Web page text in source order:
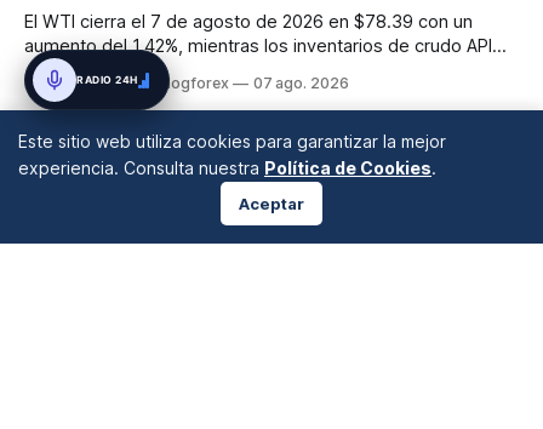
El WTI cierra el 7 de agosto de 2026 en $78.39 con un
aumento del 1.42%, mientras los inventarios de crudo API
caen en 2.69 millones de barriles, sugiriendo una
contracción de la oferta.
By Administracion Blogforex 07 ago. 2026
Este sitio web utiliza cookies para garantizar la mejor
experiencia. Consulta nuestra Política de Cookies.
Aceptar
RADIO 24H